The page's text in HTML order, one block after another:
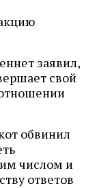
заявил,
свой
обвинил
числом и
ответов